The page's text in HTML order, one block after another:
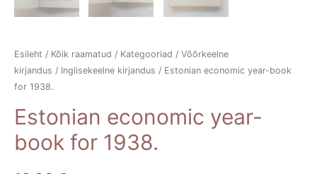
Esileht / Kõik raamatud / Kategooriad / Võõrkeelne
kirjandus / Inglisekeelne kirjandus / Estonian economic year-book
for 1938.
Estonian economic year-
book for 1938.